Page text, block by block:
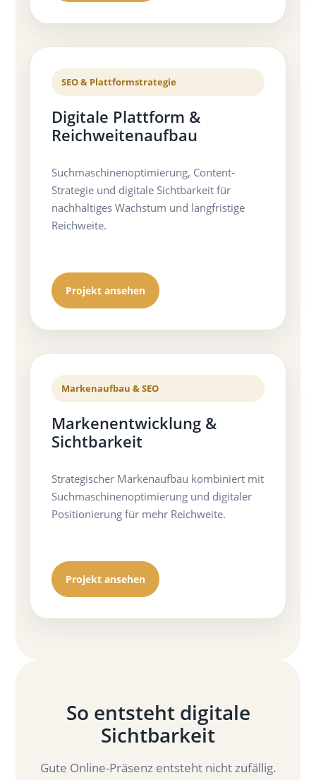
SEO & Plattformstrategie
Digitale Plattform &
Reichweitenaufbau
Suchmaschinenoptimierung, Content-
Strategie und digitale Sichtbarkeit für
nachhaltiges Wachstum und langfristige
Reichweite.
Projekt ansehen
Markenaufbau & SEO
Markenentwicklung &
Sichtbarkeit
Strategischer Markenaufbau kombiniert mit
Suchmaschinenoptimierung und digitaler
Positionierung für mehr Reichweite.
Projekt ansehen
So entsteht digitale
Sichtbarkeit
Gute Online-Präsenz entsteht nicht zufällig.